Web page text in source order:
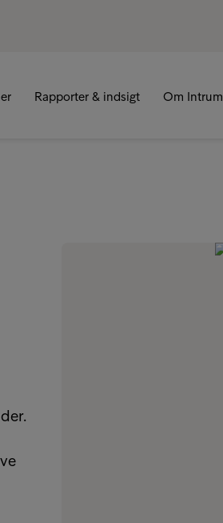
Rapporter & indsigt Om Intrum